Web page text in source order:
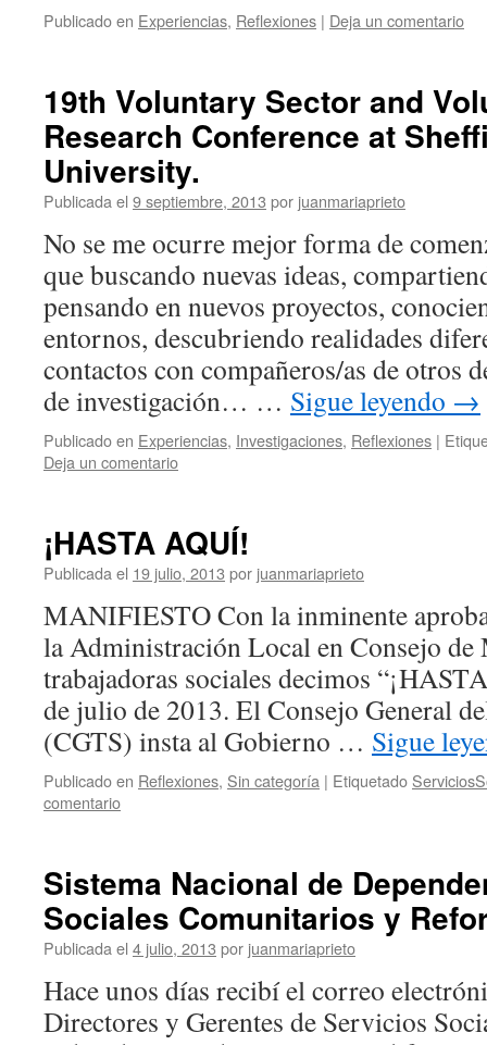
Publicado en Experiencias, Reflexiones | Deja un comentario
19th Voluntary Sector and
Research Conference at
University.
Publicada el 9 septiembre, 2013 por juanmariaprieto
No se me ocurre mejor forma de
que buscando nuevas ideas,
pensando en nuevos proyectos,
entornos, descubriendo realidades
contactos con compañeros/as de otros
de investigación… … Sigue leyendo →
Publicado en Experiencias, Investigaciones, Reflexiones |
Deja un comentario
¡HASTA AQUÍ!
Publicada el 19 julio, 2013 por juanmariaprieto
MANIFIESTO Con la inminente
la Administración Local en Consejo
trabajadoras sociales decimos
de julio de 2013. El Consejo General
(CGTS) insta al Gobierno … Sigue
Publicado en Reflexiones, Sin categoría | Etiquetado
comentario
Sistema Nacional de
Sociales Comunitarios y
Publicada el 4 julio, 2013 por juanmariaprieto
Hace unos días recibí el correo
Directores y Gerentes de Servicios